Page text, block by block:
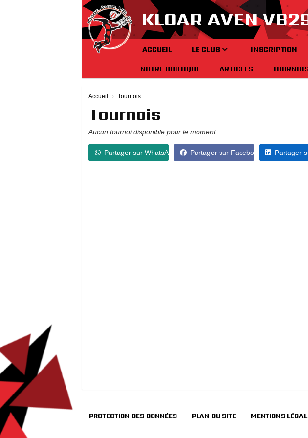
KLOAR AVEN
ACCUEIL LE CLUB INSCRIPTION
NOTRE BOUTIQUE
ARTICLES TOURNOIS
Accueil Tournois
Tournois
Aucun tournoi disponible pour le moment.
Partager sur WhatsApp Partager sur Facebook Partager
PROTECTION DES DONNÉES PLAN DU SITE MENTIONS
Panneau de gestion des cookies